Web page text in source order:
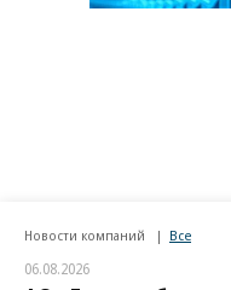
Новости компаний Все
06.08.2026